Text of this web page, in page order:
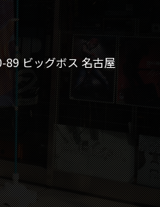
89 ビッグボス 名古屋